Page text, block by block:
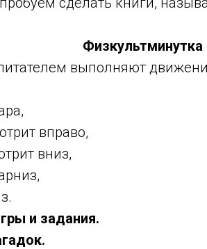
Физкультминутка
выполняют
вправо,
вниз,
и задания.